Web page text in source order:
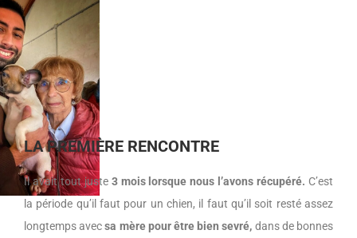
LA PREMIÈRE RENCONTRE
Il avait tout juste 3 mois lorsque nous l’avons récupéré. C’est
la période qu’il faut pour un chien, il faut qu’il soit resté assez
longtemps avecsa mère pour être bien sevré, dans de bonnes